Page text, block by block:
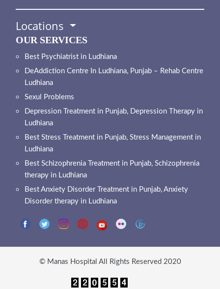
Locations
OUR SERVICES
Best Psychiatrist in Ludhiana
DeAddiction Centre In Ludhiana, Punjab – Rehab Centre
Ludhiana
Sexul Problems
Depression Treatment in Punjab, Depression Therapy in
Ludhiana
Best Stress Treatment in Punjab, Stress Management in
Ludhiana
Best Schizophrenia Treatment in Punjab, Schizophrenia
therapy in Ludhiana
Best Anxiety Disorder Treatment in Punjab, Anxiety
Disorder therapy in Ludhiana
© Manas Hospital All Rights Reserved 2020